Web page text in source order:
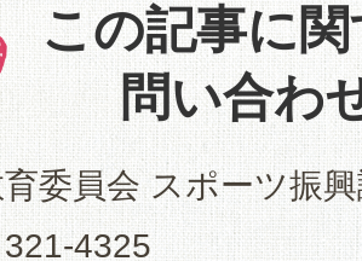
この記事に
問い合わ
委員会 スポーツ振
4325